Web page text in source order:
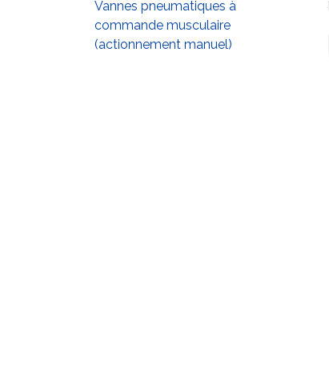
Vannes pneumatiques à
commande musculaire
(actionnement manuel)